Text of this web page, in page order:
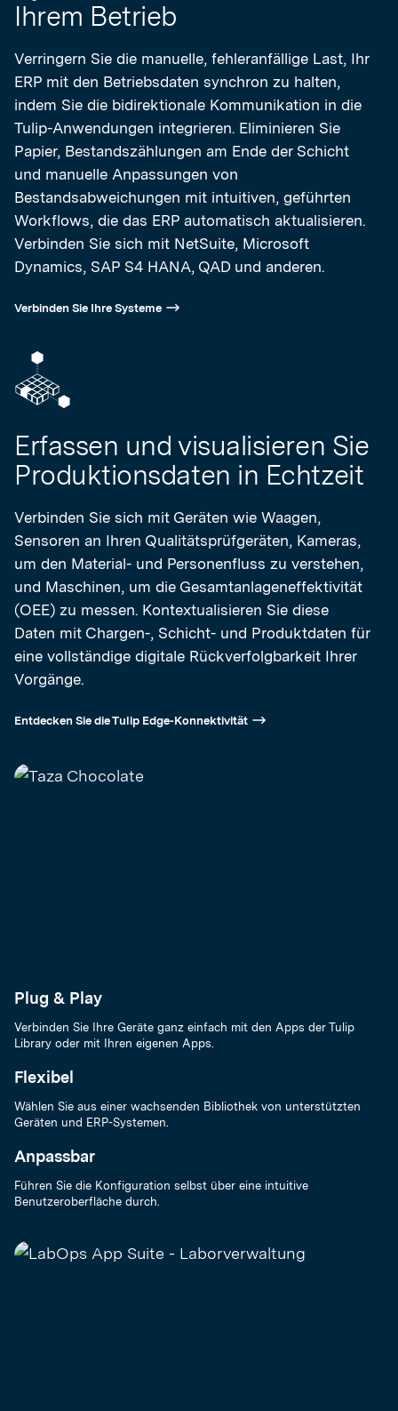
Ihrem Betrieb
Verringern Sie die manuelle, fehleranfällige Last, Ihr
ERP mit den Betriebsdaten synchron zu halten,
indem Sie die bidirektionale Kommunikation in die
Tulip-Anwendungen integrieren. Eliminieren Sie
Papier, Bestandszählungen am Ende der Schicht
und manuelle Anpassungen von
Bestandsabweichungen mit intuitiven, geführten
Workflows, die das ERP automatisch aktualisieren.
Verbinden Sie sich mit NetSuite, Microsoft
Dynamics, SAP S4 HANA, QAD und anderen.
Verbinden Sie Ihre Systeme
Erfassen und visualisieren Sie
Produktionsdaten in Echtzeit
Verbinden Sie sich mit Geräten wie Waagen,
Sensoren an Ihren Qualitätsprüfgeräten, Kameras,
um den Material- und Personenfluss zu verstehen,
und Maschinen, um die Gesamtanlageneffektivität
(OEE) zu messen. Kontextualisieren Sie diese
Daten mit Chargen-, Schicht- und Produktdaten für
eine vollständige digitale Rückverfolgbarkeit Ihrer
Vorgänge.
Entdecken Sie die Tulip Edge-Konnektivität
Plug & Play
Verbinden Sie Ihre Geräte ganz einfach mit den Apps der Tulip
Library oder mit Ihren eigenen Apps.
Flexibel
Wählen Sie aus einer wachsenden Bibliothek von unterstützten
Geräten und ERP-Systemen.
Anpassbar
Führen Sie die Konfiguration selbst über eine intuitive
Benutzeroberfläche durch.